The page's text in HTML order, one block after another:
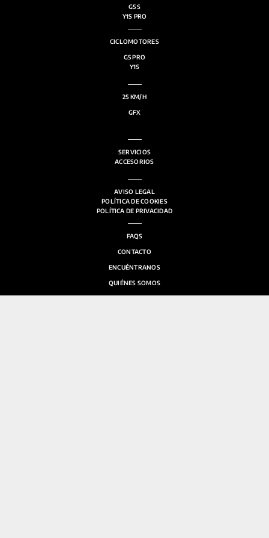
G5 S
Y1S PRO
CICLOMOTORES
G5 PRO
Y1S
25 KM/H
GFX
SERVICIOS
ACCESORIOS
AVISO LEGAL
POLÍTICA DE COOKIES
POLÍTICA DE PRIVACIDAD
FAQS
CONTACTO
ENCUÉNTRANOS
QUIÉNES SOMOS